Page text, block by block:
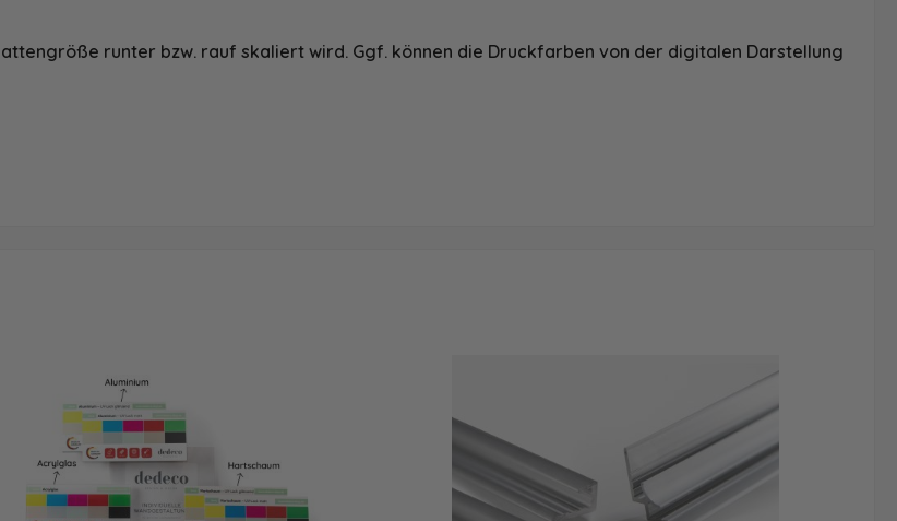
runter bzw. rauf skaliert wird. Ggf. können die Druckfarben von der digitalen Darstellung